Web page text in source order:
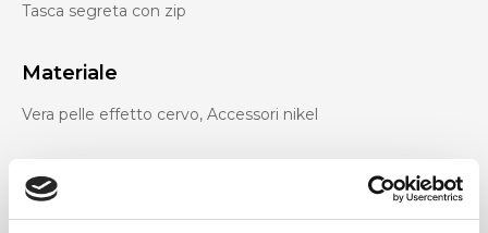
Tasca segreta con zip
Materiale
Vera pelle effetto cervo, Accessori nikel
Dimensione
34 x 30 x 10 cm (l x a x p)